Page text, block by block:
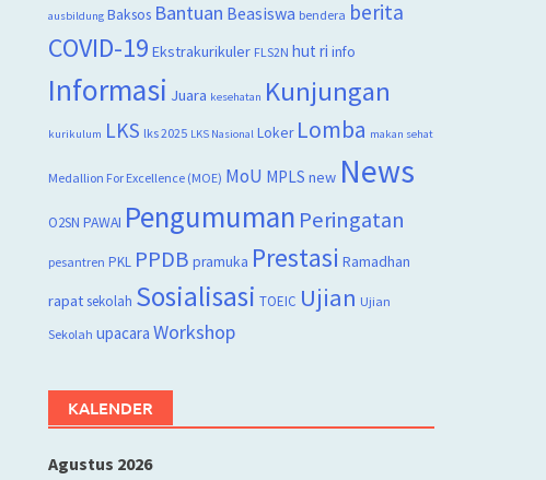
ausbildung Baksos Bantuan Beasiswa bendera berita
COVID-19 Ekstrakurikuler FLS2N hut ri info
Informasi Juara kesehatan Kunjungan
kurikulum LKS lks 2025 LKS Nasional Loker Lomba makan sehat
Medallion For Excellence (MOE) MoU MPLS new News
O2SN PAWAI Pengumuman Peringatan
pesantren PKL PPDB pramuka Prestasi Ramadhan
rapatsekolah Sosialisasi TOEIC Ujian Ujian
Sekolah upacara Workshop
KALENDER
Agustus 2026